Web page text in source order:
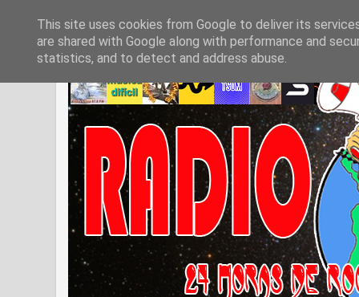
This site uses cookies from Google to deliver its
are shared with Google along with performance and
statistics, and to detect and address abuse.